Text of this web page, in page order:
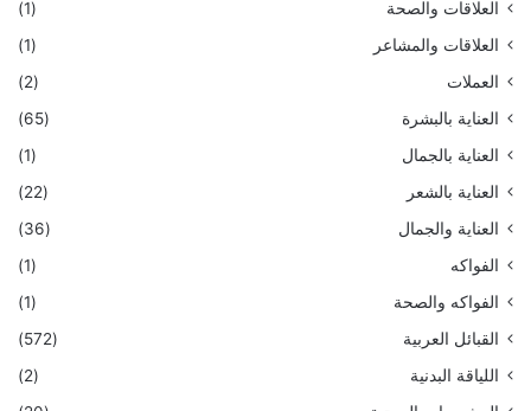
العلاقات والصحة
(1)
العلاقات والمشاعر
(1)
العملات
(2)
العناية بالبشرة
(65)
العناية بالجمال
(1)
العناية بالشعر
(22)
العناية والجمال
(36)
الفواكه
(1)
الفواكه والصحة
(1)
القبائل العربية
(572)
اللياقة البدنية
(2)